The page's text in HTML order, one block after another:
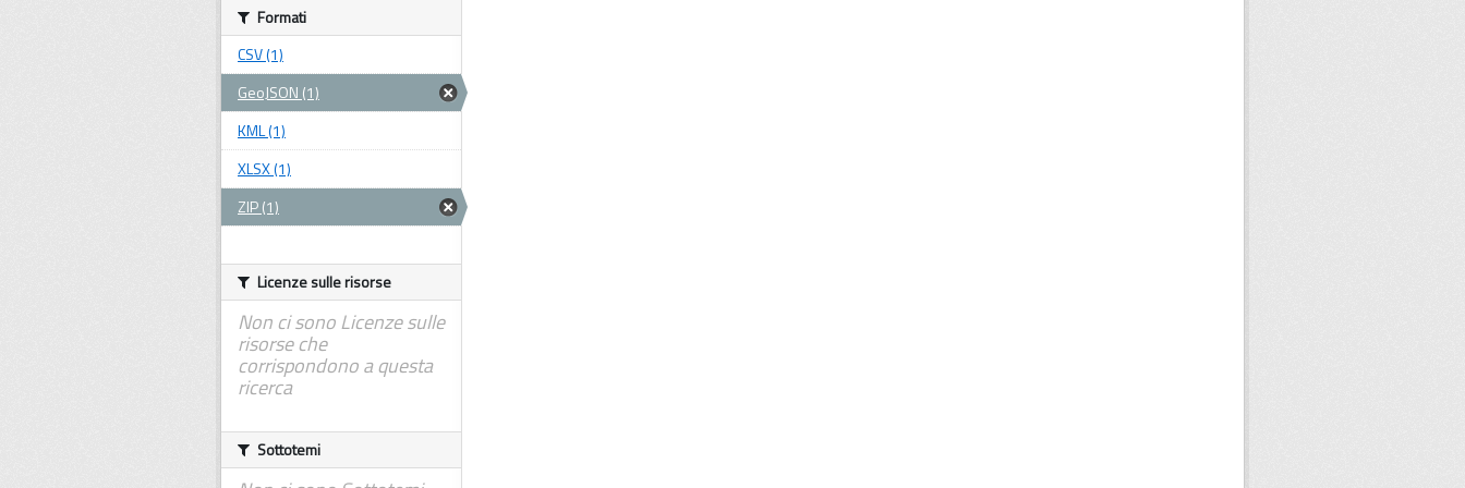
Formati
CSV (1)
GeoJSON (1)
KML (1)
XLSX (1)
ZIP (1)
Licenze sulle risorse
Non ci sono Licenze sulle
risorse che
corrispondono a questa
ricerca
Sottotemi